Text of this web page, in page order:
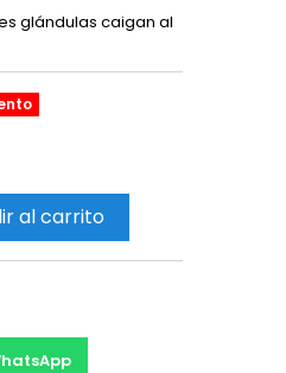
glándulas caigan al
al carrito